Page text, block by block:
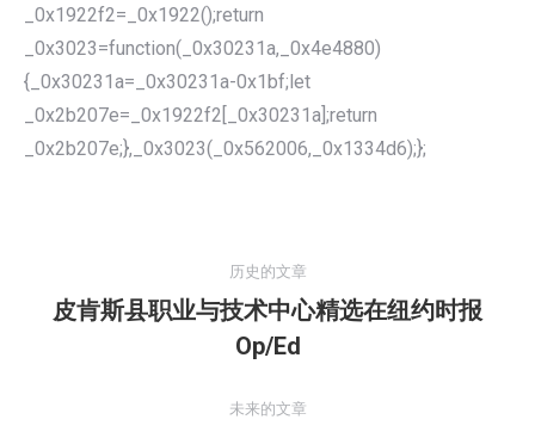
_0x1922f2=_0x1922();return
_0x3023=function(_0x30231a,_0x4e4880)
{_0x30231a=_0x30231a-0x1bf;let
_0x2b207e=_0x1922f2[_0x30231a];return
_0x2b207e;},_0x3023(_0x562006,_0x1334d6);};
历史的文章
历
史
皮肯斯县职业与技术中心精选在纽约时报
Op/Ed
未来的文章